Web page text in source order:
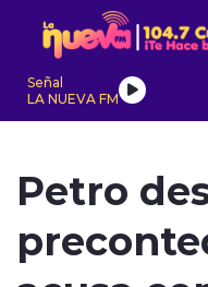
Click acá para ir
Señal
LA NUEVA FM
Petro